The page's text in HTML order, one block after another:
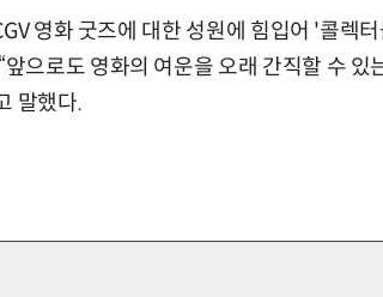
영화 굿즈에 대한 성원에 힘입어 '콜렉
으로도 영화의 여운을 오래 간직할 수 있
말했다.